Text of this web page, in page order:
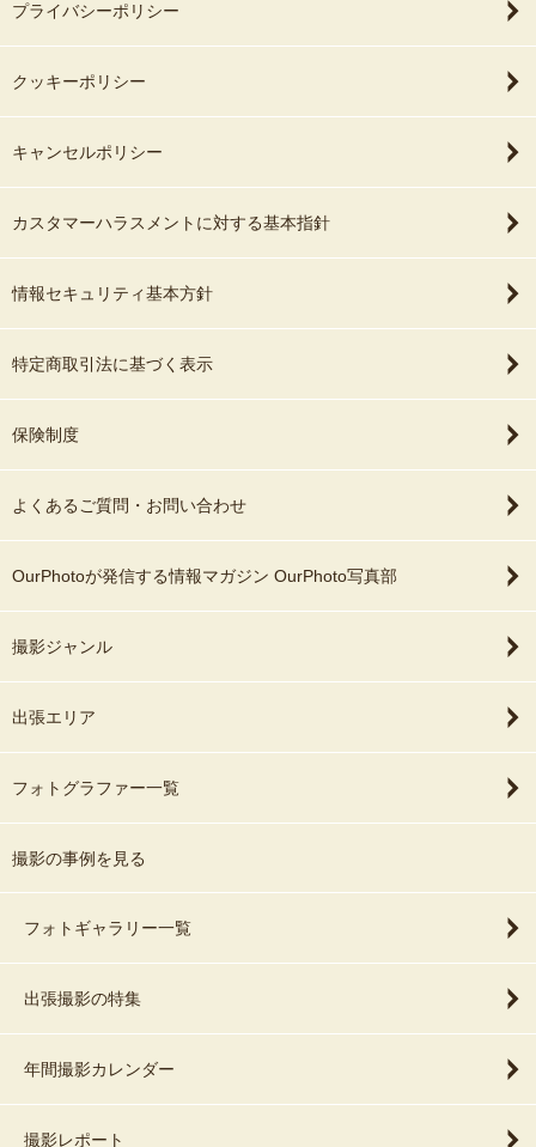
プライバシーポリシー
クッキーポリシー
キャンセルポリシー
カスタマーハラスメントに対する基本指針
情報セキュリティ基本方針
特定商取引法に基づく表示
保険制度
よくあるご質問・お問い合わせ
OurPhotoが発信する情報マガジン OurPhoto写真部
撮影ジャンル
出張エリア
フォトグラファー一覧
撮影の事例を見る
フォトギャラリー一覧
出張撮影の特集
年間撮影カレンダー
撮影レポート